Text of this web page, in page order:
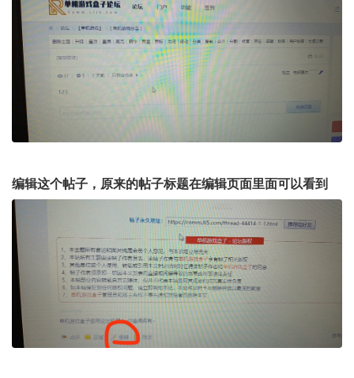
编辑这个帖子，原来的帖子标题在编辑页面里面可以看到